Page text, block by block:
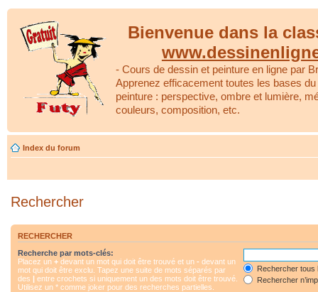
Bienvenue dans la
- Cours de dessin et peinture en ligne par
Apprenez efficacement toutes les bases
peinture : perspective, ombre et lumière,
couleurs, composition, etc.
Index du forum
Rechercher
RECHERCHER
Recherche par mots-clés:
Placez un + devant un mot qui doit être trouvé et un - devant un
mot qui doit être exclu. Tapez une suite de mots séparés par
des | entre crochets si uniquement un des mots doit être trouvé.
Utilisez un * comme joker pour des recherches partielles.
Rechercher tous
Rechercher